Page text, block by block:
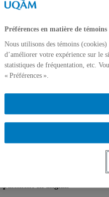
SOURCES
DE PAIX?
ancien consul général de la
de l’Est, la mer de Chine
Ces mers peuvent être
militaires, mais en même
de coopérations
paix, mais aussi pour
East Sea, the South China
these seas could become the
but at the same time,
for peace but also
of marine resources.
en anglais
Préférences en matière de témoins
Nous utilisons des témoins
d’améliorer votre expérience sur le
statistiques de fréquentation, etc.
« Préférences ».